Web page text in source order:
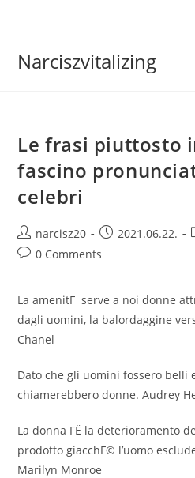
Narciszvitalizing
Le frasi piuttosto
fascino
celebri
Post
author:
narcisz20
Post
published:
2021.06.22.
Post0 Comments
La amenitГ serve a noi donne
dagli uomini, la balordaggine
Chanel
Dato che gli uomini fossero belli
chiamerebbero donne. Audrey
La donna ГЁ la deterioramento
prodotto giacchГ© l’uomo
Marilyn Monroe